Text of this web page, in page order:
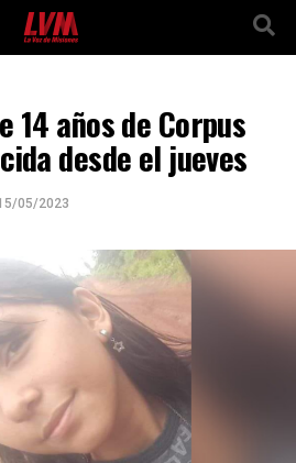
14 años de Corpus
desde el jueves
05/2023